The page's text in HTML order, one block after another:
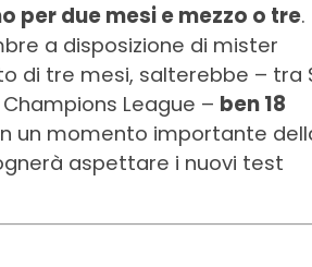
per due mesi e mezzo o tre.
a disposizione di mister
di tre mesi, salterebbe – tra
League – ben 18
un momento importante
aspettare i nuovi test